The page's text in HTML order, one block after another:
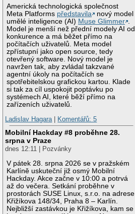
Americká technologická společnost
Meta Platforms představila
nový model
umělé inteligence (AI) Muse Glimmer
Model je menší než přední modely AI od
konkurence a má běžet přímo na
počítačích uživatelů. Meta model
zpřístupní jako open source, tedy
otevřený software. Nový model je
navržen tak, aby zvládal takzvané
agentní úkoly na počítačích se
spotřebitelskou grafickou kartou. Klade
si tak za cíl uspokojit poptávku po
systémech AI, které běží přímo na
zařízeních uživatelů.
Ladislav Hagara| Komentářů: 5
Mobilní Hackday #8 proběhne 28.
srpna v Praze
dnes 12:11 | Pozvánky
V pátek 28. srpna 2026 se v pražském
Karlíně uskuteční již osmý Mobilní
Hackday. Akce začne v 10:00 a potrvá
až do večera. Setkání proběhne v
prostorách SUSE Linux, s.r.o. na adrese
Křižíkova 148/34, Praha 8 – Karlín.
Nejbližší zastávkou je Křižíkova, kam se